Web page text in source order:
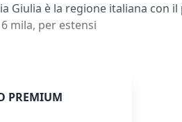
Giulia è la regione italiana con il
mila, per estensi
PREMIUM